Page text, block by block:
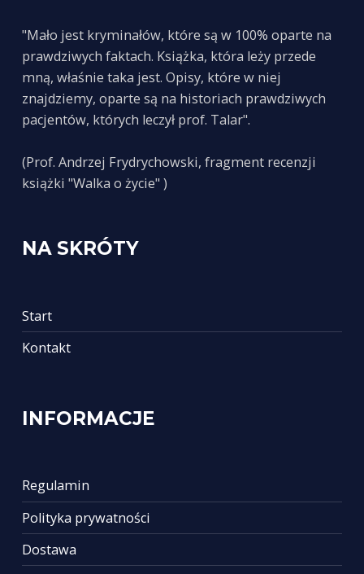
"Mało jest kryminałów, które są w 100% oparte na
prawdziwych faktach. Książka, która leży przede
mną, właśnie taka jest. Opisy, które w niej
znajdziemy, oparte są na historiach prawdziwych
pacjentów, których leczył prof. Talar".
(Prof. Andrzej Frydrychowski, fragment recenzji
książki "Walka o życie" )
NA SKRÓTY
Start
Kontakt
INFORMACJE
Regulamin
Polityka prywatności
Dostawa